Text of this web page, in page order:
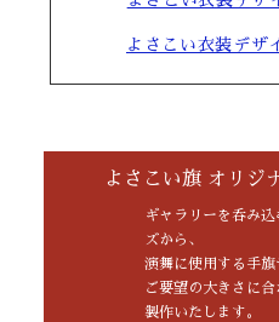
よさこい衣装デザ
よさこい旗 オリジ
ギャラリーを呑み
ズから、
演舞に使用する手旗
ご要望の大きさに合
製作いたします。